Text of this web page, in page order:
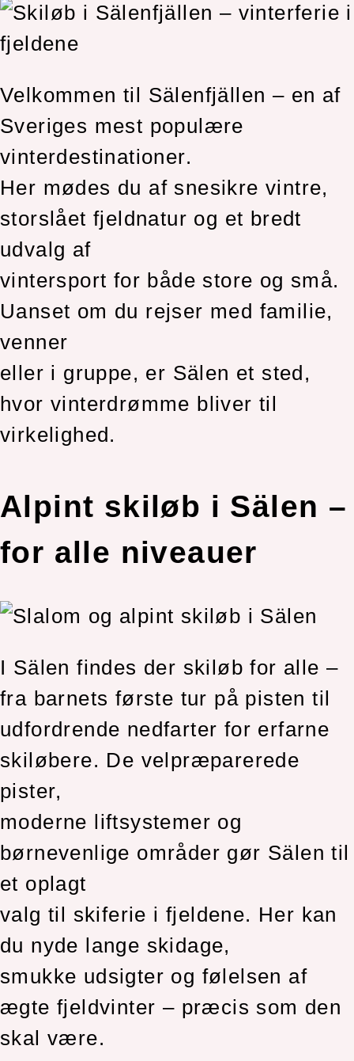
Velkommen til Sälenfjällen – en af
Sveriges mest populære
vinterdestinationer.
Her mødes du af snesikre vintre,
storslået fjeldnatur og et bredt
udvalg af
vintersport for både store og små.
Uanset om du rejser med familie,
venner
eller i gruppe, er Sälen et sted,
hvor vinterdrømme bliver til
virkelighed.
Alpint skiløb i Sälen –
for alle niveauer
I Sälen findes der skiløb for alle –
fra barnets første tur på pisten til
udfordrende nedfarter for erfarne
skiløbere. De velpræparerede
pister,
moderne liftsystemer og
børnevenlige områder gør Sälen til
et oplagt
valg til skiferie i fjeldene. Her kan
du nyde lange skidage,
smukke udsigter og følelsen af
ægte fjeldvinter – præcis som den
skal være.